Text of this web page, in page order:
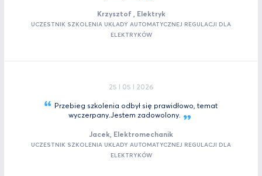
Krzysztof , Elektryk
UCZESTNIK SZKOLENIA UKŁADY AUTOMATYCZNEJ REGULACJI DLA
ELEKTRYKÓW
25 I 05 I 2026
Przebieg szkolenia odbył się prawidłowo, temat
wyczerpany.Jestem zadowolony.
Jacek, Elektromechanik
UCZESTNIK SZKOLENIA UKŁADY AUTOMATYCZNEJ REGULACJI DLA
ELEKTRYKÓW